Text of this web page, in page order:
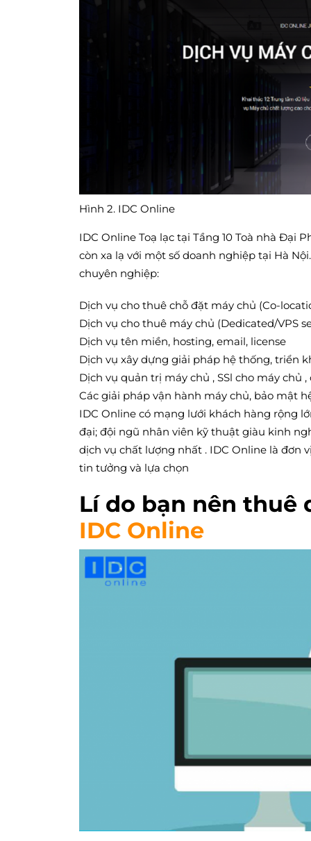
Hình 2. IDC Online
IDC Online Toạ lạc tại Tầng 10 Toà nhà Đại
còn xa lạ với một số doanh nghiệp tại Hà
chuyên nghiệp:
Dịch vụ cho thuê chỗ đặt máy chủ (Co-
Dịch vụ cho thuê máy chủ (Dedicated/VPS
Dịch vụ tên miền, hosting, email, license
Dịch vụ xây dựng giải pháp hệ thống, triển
Dịch vụ quản trị máy chủ , SSl cho máy chủ
Các giải pháp vận hành máy chủ, bảo mật
IDC Online có mạng lưới khách hàng rộng
đại; đội ngũ nhân viên kỹ thuật giàu kinh
dịch vụ chất lượng nhất . IDC Online là đơn
tin tưởng và lựa chọn
Lí do bạn nên thuê
IDC Online